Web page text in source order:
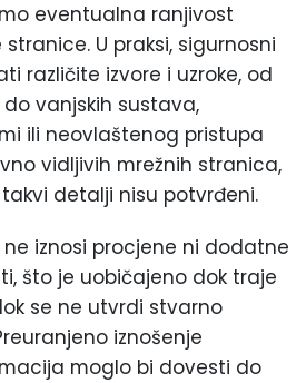
eventualna ranjivost
U praksi, sigurnosni
različite izvore i uzroke, od
vanjskih sustava,
ili neovlaštenog pristupa
vidljivih mrežnih stranica,
detalji nisu potvrđeni.
iznosi procjene ni dodatne
što je uobičajeno dok traje
se ne utvrdi stvarno
iznošenje
moglo bi dovesti do